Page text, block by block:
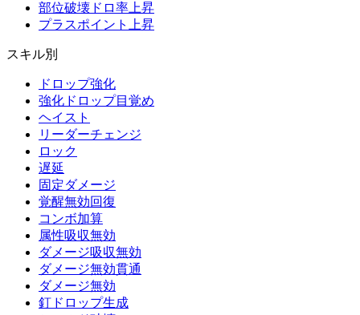
部位破壊ドロ率上昇
プラスポイント上昇
スキル別
ドロップ強化
強化ドロップ目覚め
ヘイスト
リーダーチェンジ
ロック
遅延
固定ダメージ
覚醒無効回復
コンボ加算
属性吸収無効
ダメージ吸収無効
ダメージ無効貫通
ダメージ無効
釘ドロップ生成